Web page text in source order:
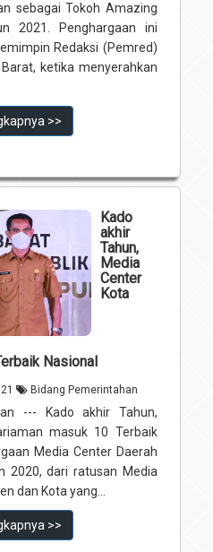
sebagai Tokoh Amazing
2021. Penghargaan ini
Redaksi (Pemred)
ketika menyerahkan
>>
Kado
akhir
Tahun,
Media
Center
Kota
Nasional
Bidang Pemerintahan
--- Kado akhir Tahun,
masuk 10 Terbaik
Media Center Daerah
2020, dari ratusan Media
dan Kota yang...
>>